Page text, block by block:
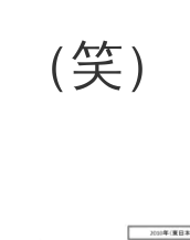
（笑）